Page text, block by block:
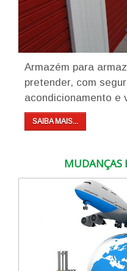
Armazém para
pretender, com
acondicionamento e
SAIBA MAIS...
MUDANÇAS